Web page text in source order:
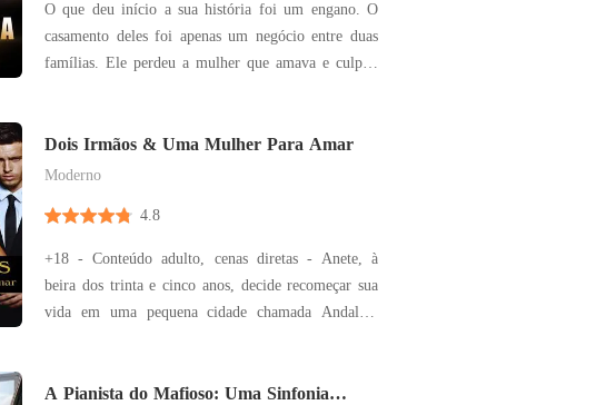
O que deu início a sua história foi um engano. O
casamento deles foi apenas um negócio entre duas
famílias. Ele perdeu a mulher que amava e culpou
gelo. Só depois de ela decidir partir, ele percebeu o
q
Dois Irmãos & Uma Mulher Para Amar
Moderno
4.8
+18 - Conteúdo adulto, cenas diretas - Anete, à
beira dos trinta e cinco anos, decide recomeçar sua
vida em uma pequena cidade chamada Andaluz,
seu passado doloroso, ela aceita o convite de sua
A Pianista do Mafioso: Uma Sinfonia